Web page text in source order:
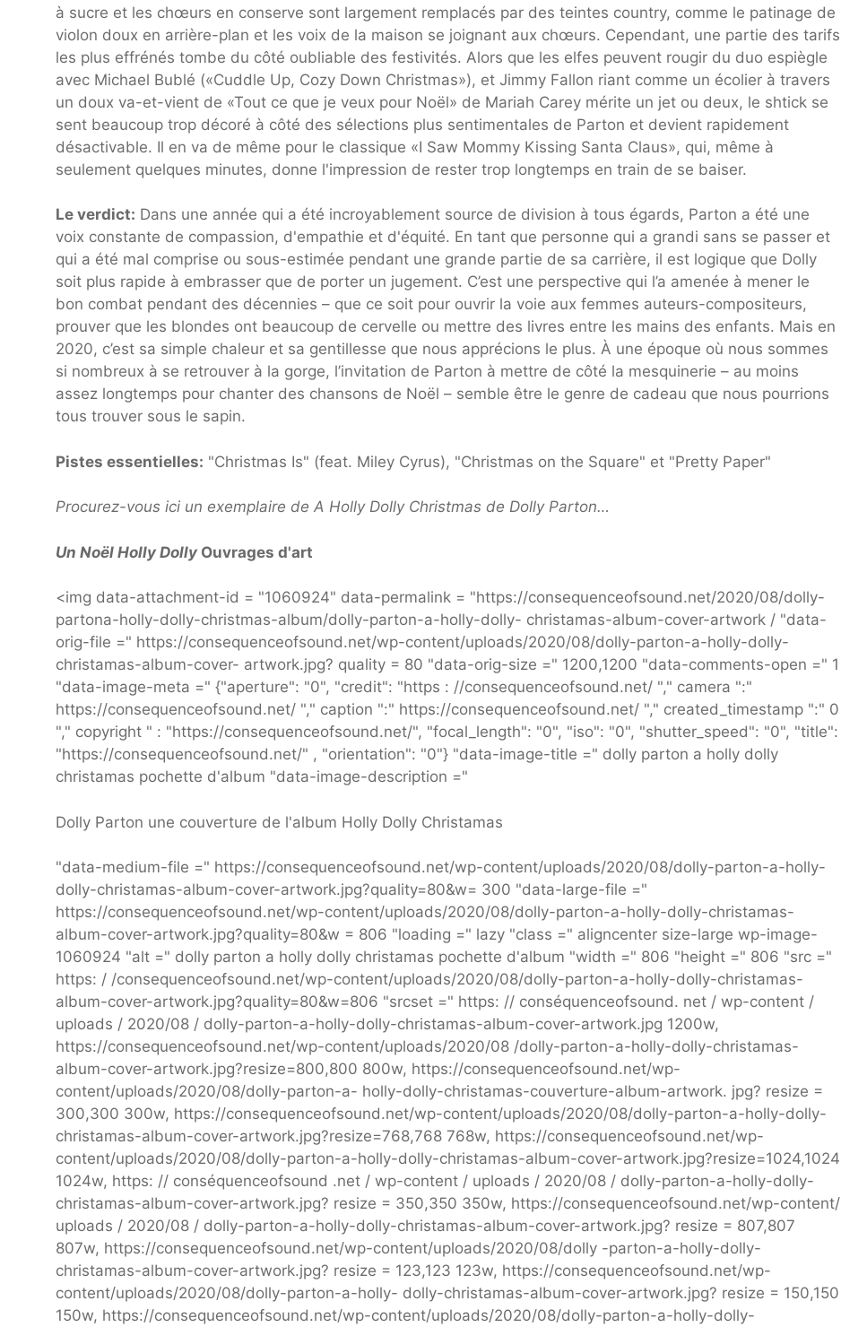
à sucre et les chœurs en conserve sont largement remplacés par des teintes country, comme le patinage de
violon doux en arrière-plan et les voix de la maison se joignant aux chœurs. Cependant, une partie des tarifs
les plus effrénés tombe du côté oubliable des festivités. Alors que les elfes peuvent rougir du duo espiègle
avec Michael Bublé («Cuddle Up, Cozy Down Christmas»), et Jimmy Fallon riant comme un écolier à travers
un doux va-et-vient de «Tout ce que je veux pour Noël» de Mariah Carey mérite un jet ou deux, le shtick se
sent beaucoup trop décoré à côté des sélections plus sentimentales de Parton et devient rapidement
désactivable. Il en va de même pour le classique «I Saw Mommy Kissing Santa Claus», qui, même à
seulement quelques minutes, donne l'impression de rester trop longtemps en train de se baiser.
Le verdict: Dans une année qui a été incroyablement source de division à tous égards, Parton a été une
voix constante de compassion, d'empathie et d'équité. En tant que personne qui a grandi sans se passer et
qui a été mal comprise ou sous-estimée pendant une grande partie de sa carrière, il est logique que Dolly
soit plus rapide à embrasser que de porter un jugement. C’est une perspective qui l’a amenée à mener le
bon combat pendant des décennies – que ce soit pour ouvrir la voie aux femmes auteurs-compositeurs,
prouver que les blondes ont beaucoup de cervelle ou mettre des livres entre les mains des enfants. Mais en
2020, c’est sa simple chaleur et sa gentillesse que nous apprécions le plus. À une époque où nous sommes
si nombreux à se retrouver à la gorge, l’invitation de Parton à mettre de côté la mesquinerie – au moins
assez longtemps pour chanter des chansons de Noël – semble être le genre de cadeau que nous pourrions
tous trouver sous le sapin.
Pistes essentielles: "Christmas Is" (feat. Miley Cyrus), "Christmas on the Square" et "Pretty Paper"
Procurez-vous ici un exemplaire de A Holly Dolly Christmas de Dolly Parton…
Un Noël Holly Dolly Ouvrages d'art
<img data-attachment-id = "1060924" data-permalink = "https://consequenceofsound.net/2020/08/dolly-
partona-holly-dolly-christmas-album/dolly-parton-a-holly-dolly- christamas-album-cover-artwork / "data-
orig-file =" https://consequenceofsound.net/wp-content/uploads/2020/08/dolly-parton-a-holly-dolly-
christamas-album-cover- artwork.jpg? quality = 80 "data-orig-size =" 1200,1200 "data-comments-open =" 1
"data-image-meta =" {"aperture": "0", "credit": "https : //consequenceofsound.net/ "," camera ":"
https://consequenceofsound.net/ "," caption ":" https://consequenceofsound.net/ "," created_timestamp ":" 0
"," copyright " : "https://consequenceofsound.net/", "focal_length": "0", "iso": "0", "shutter_speed": "0", "title":
"https://consequenceofsound.net/" , "orientation": "0"} "data-image-title =" dolly parton a holly dolly
christamas pochette d'album "data-image-description ="
Dolly Parton une couverture de l'album Holly Dolly Christamas
"data-medium-file =" https://consequenceofsound.net/wp-content/uploads/2020/08/dolly-parton-a-holly-
dolly-christamas-album-cover-artwork.jpg?quality=80&w= 300 "data-large-file ="
https://consequenceofsound.net/wp-content/uploads/2020/08/dolly-parton-a-holly-dolly-christamas-
album-cover-artwork.jpg?quality=80&w = 806 "loading =" lazy "class =" aligncenter size-large wp-image-
1060924 "alt =" dolly parton a holly dolly christamas pochette d'album "width =" 806 "height =" 806 "src ="
https: / /consequenceofsound.net/wp-content/uploads/2020/08/dolly-parton-a-holly-dolly-christamas-
album-cover-artwork.jpg?quality=80&w=806 "srcset =" https: // conséquenceofsound. net / wp-content /
uploads / 2020/08 / dolly-parton-a-holly-dolly-christamas-album-cover-artwork.jpg 1200w,
https://consequenceofsound.net/wp-content/uploads/2020/08 /dolly-parton-a-holly-dolly-christamas-
album-cover-artwork.jpg?resize=800,800 800w, https://consequenceofsound.net/wp-
content/uploads/2020/08/dolly-parton-a- holly-dolly-christamas-couverture-album-artwork. jpg? resize =
300,300 300w, https://consequenceofsound.net/wp-content/uploads/2020/08/dolly-parton-a-holly-dolly-
christamas-album-cover-artwork.jpg?resize=768,768 768w, https://consequenceofsound.net/wp-
content/uploads/2020/08/dolly-parton-a-holly-dolly-christamas-album-cover-artwork.jpg?resize=1024,1024
1024w, https: // conséquenceofsound .net / wp-content / uploads / 2020/08 / dolly-parton-a-holly-dolly-
christamas-album-cover-artwork.jpg? resize = 350,350 350w, https://consequenceofsound.net/wp-content/
uploads / 2020/08 / dolly-parton-a-holly-dolly-christamas-album-cover-artwork.jpg? resize = 807,807
807w, https://consequenceofsound.net/wp-content/uploads/2020/08/dolly -parton-a-holly-dolly-
christamas-album-cover-artwork.jpg? resize = 123,123 123w, https://consequenceofsound.net/wp-
content/uploads/2020/08/dolly-parton-a-holly- dolly-christamas-album-cover-artwork.jpg? resize = 150,150
150w, https://consequenceofsound.net/wp-content/uploads/2020/08/dolly-parton-a-holly-dolly-